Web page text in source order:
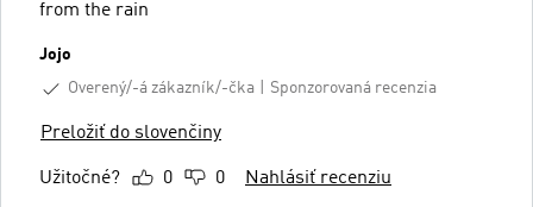
from the rain
Jojo
Overený/-á zákazník/-čka
Sponzorovaná recenzia
Preložiť do slovenčiny
Užitočné? 0 0 Nahlásiť recenziu